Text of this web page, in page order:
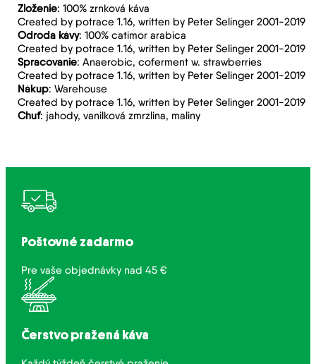
Zloženie: 100% zrnková káva
Created by potrace 1.16, written by Peter Selinger 2001-2019
Odroda kávy: 100% catimor arabica
Created by potrace 1.16, written by Peter Selinger 2001-2019
Spracovanie: Anaerobic, coferment w. strawberries
Created by potrace 1.16, written by Peter Selinger 2001-2019
Nákup: Warehouse
Created by potrace 1.16, written by Peter Selinger 2001-2019
Chuť: jahody, vanilková zmrzlina, maliny
Poštovné zadarmo
Pre vaše objednávky nad 45 €
Čerstvo pražená káva